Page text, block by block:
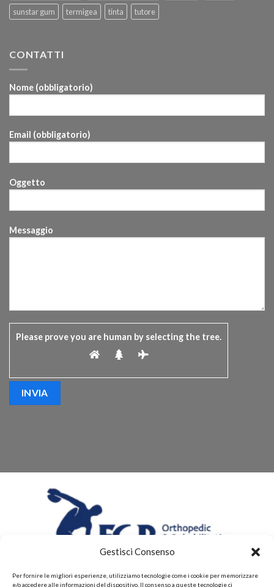
Gestisci Consenso
Per fornire le migliori esperienze, utilizziamo tecnologie come i cookie per memorizzare
e/o accedere alle informazioni del dispositivo. Il consenso a queste tecnologie ci
sunstar gum
termigea tinta tutore
CONTATTI
Nome (obbligatorio)
Email (obbligatorio)
Oggetto
Messaggio
Please prove you are human by selecting the tree.